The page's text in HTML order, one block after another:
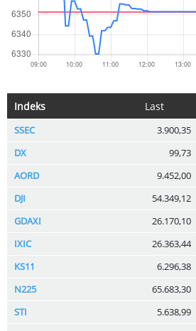
Indeks Last
SSEC 3.900,35
DX 99,73
AORD 9.452,00
DJI 54.349,12
GDAXI 26.170,10
IXIC 26.363,44
KS11 6.296,38
N225 65.683,30
STI 5.638,99